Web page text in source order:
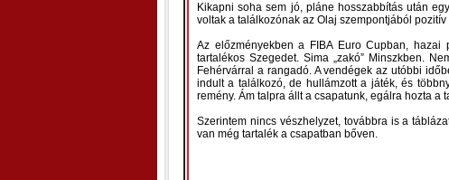
Kikapni soha sem jó, pláne hosszabbítás után
voltak a találkozónak az Olaj szempontjából pozitív
Az előzményekben a FIBA Euro Cupban,
tartalékos Szegedet. Sima „zakó” Minszkben.
Fehérvárral a rangadó. A vendégek az utóbbi
indult a találkozó, de hullámzott a játék, és
remény. Ám talpra állt a csapatunk, egálra hozta
Szerintem nincs vészhelyzet, továbbra is a
van még tartalék a csapatban bőven.